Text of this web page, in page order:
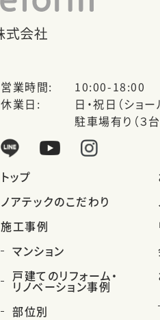
営業時間
10:00-18:00
休業日
日・祝日（ショ
駐車場有り（３台
トップ
ノアテックのこだわり
施工事例
マンション
戸建てのリフォーム・
リノベーション事例
部位別